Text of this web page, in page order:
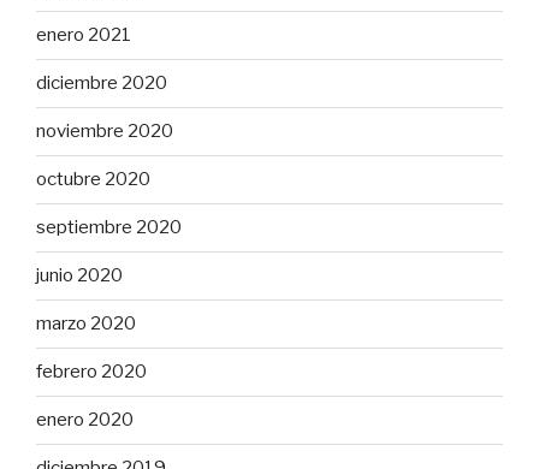
enero 2021
diciembre 2020
noviembre 2020
octubre 2020
septiembre 2020
junio 2020
marzo 2020
febrero 2020
enero 2020